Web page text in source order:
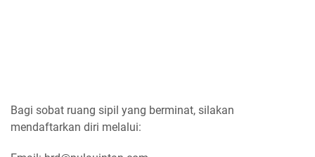
Bagi sobat ruang sipil yang berminat, silakan
mendaftarkan diri melalui: